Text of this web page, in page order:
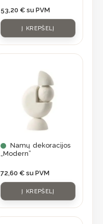
53,20 € su PVM
Į KREPŠELĮ
Namų dekoracijos
„Modern”
72,60 € su PVM
Į KREPŠELĮ